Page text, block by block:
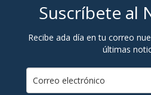
Suscríbete al
Recibe ada día en tu correo
últimas